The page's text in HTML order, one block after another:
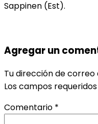
Sappinen (Est).
Agregar un
Tu dirección de
Los campos
Comentario *